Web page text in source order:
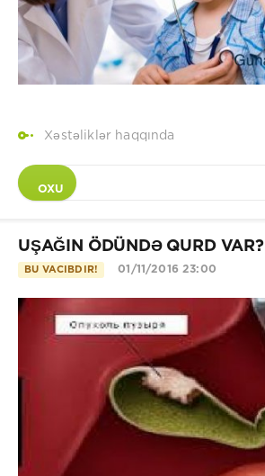
Xəstəliklər haqqında
OXU
UŞAĞIN ÖDÜNDƏ QURD VAR?
BU VACIBDIR! 01/11/2016 23:00